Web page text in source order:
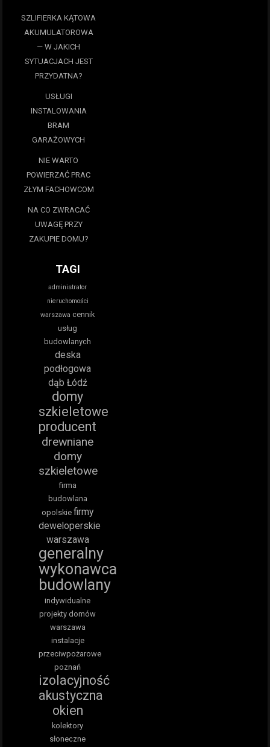
SZLIFIERKA KĄTOWA
AKUMULATOROWA
— W JAKICH
SYTUACJACH JEST
PRZYDATNA?
USŁUGI
INSTALOWANIA
BRAM
GARAŻOWYCH
NIE WARTO
POWIERZAĆ PRAC
ZŁYM FACHOWCOM
NA CO ZWRACAĆ
UWAGĘ PRZY
ZAKUPIE DOMU?
TAGI
administrator
nieruchomości
warszawa cennik
usług
budowlanych
deska
podłogowa
dąb Łódź
domy
szkieletowe
producent
drewniane
domy
szkieletowe
firma
budowlana
opolskie firmy
deweloperskie
warszawa
generalny
wykonawca
budowlany
indywidualne
projekty domów
warszawa
instalacje
przeciwpożarowe
poznań
izolacyjność
akustyczna
okien
kolektory
słoneczne